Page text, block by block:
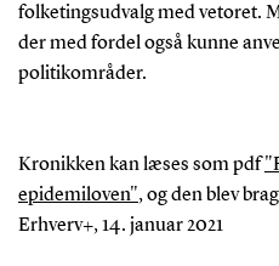
folketingsudvalg med vetoret.
der med fordel også kunne
politikområder.
Kronikken kan læses som pdf
epidemiloven", og den blev
Erhverv+, 14. januar 2021